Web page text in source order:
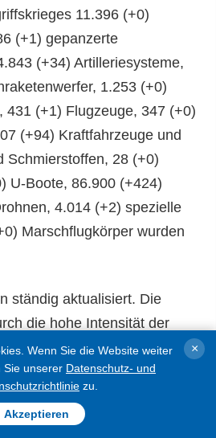
11.396 (+0)
(+1) gepanzerte
(+34) Artilleriesysteme,
1.253 (+0)
431 (+1) Flugzeuge, 347 (+0)
(+94) Kraftfahrzeuge und
Schmierstoffen, 28 (+0)
U-Boote, 86.900 (+424)
4.014 (+2) spezielle
Marschflugkörper wurden
ständig aktualisiert. Die
die hohe Intensität der
Wenn Sie die Website weiter
Sie unserer Datenschutz- und
zu.
Akzeptieren
×